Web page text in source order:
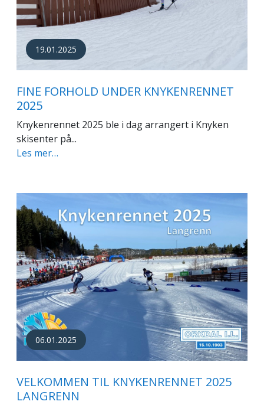
19.01.2025
FINE FORHOLD UNDER KNYKENRENNET
2025
Knykenrennet 2025 ble i dag arrangert i Knyken
skisenter på...
Les mer…
06.01.2025
VELKOMMEN TIL KNYKENRENNET 2025
LANGRENN